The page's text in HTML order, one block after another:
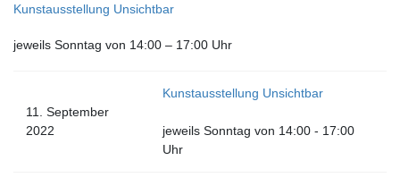
Kunstausstellung Unsichtbar
jeweils Sonntag von 14:00 – 17:00 Uhr
11. September
2022
Kunstausstellung Unsichtbar
jeweils Sonntag von 14:00 - 17:00
Uhr